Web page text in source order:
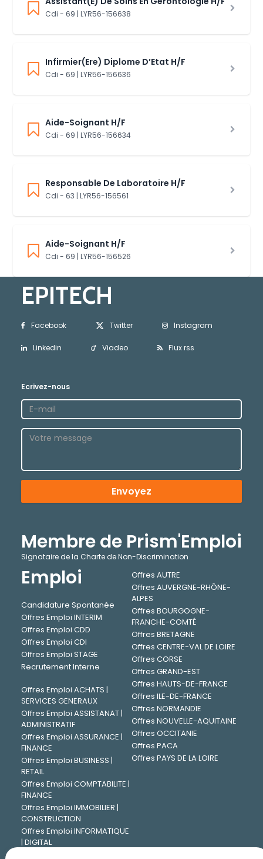
Cdi - 69 | LYR56-156638
Infirmier(Ere) Diplome D’Etat H/F
Cdi - 69 | LYR56-156636
Aide-Soignant H/F
Cdi - 69 | LYR56-156634
Responsable De Laboratoire H/F
Cdi - 63 | LYR56-156561
Aide-Soignant H/F
Cdi - 69 | LYR56-156526
EPITECH
Facebook Twitter Instagram
Linkedin Viadeo Flux rss
Ecrivez-nous
Envoyez
Membre de Prism'Emploi
Signataire de la Charte de Non-Discrimination
Emploi
Candidature Spontanée
Offres Emploi INTERIM
Offres Emploi CDD
Offres Emploi CDI
Offres Emploi STAGE
Recrutement Interne
Offres Emploi ACHATS |
SERVICES GENERAUX
Offres Emploi ASSISTANAT |
ADMINISTRATIF
Offres Emploi ASSURANCE |
FINANCE
Offres Emploi BUSINESS |
RETAIL
Offres Emploi COMPTABILITE |
FINANCE
Offres Emploi IMMOBILIER |
CONSTRUCTION
Offres Emploi INFORMATIQUE
| DIGITAL
Offres AUTRE
Offres AUVERGNE-RHÔNE-
ALPES
Offres BOURGOGNE-
FRANCHE-COMTÉ
Offres BRETAGNE
Offres CENTRE-VAL DE LOIRE
Offres CORSE
Offres GRAND-EST
Offres HAUTS-DE-FRANCE
Offres ILE-DE-FRANCE
Offres NORMANDIE
Offres NOUVELLE-AQUITAINE
Offres OCCITANIE
Offres PACA
Offres PAYS DE LA LOIRE